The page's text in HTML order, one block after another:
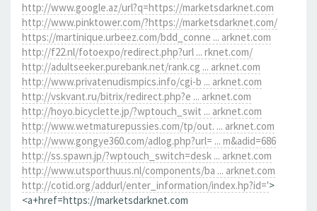
http://www.google.az/url?q=https://marketsdarknet.com
http://www.pinktower.com/?https://marketsdarknet.com/
https://martinique.urbeez.com/bdd_conne ... arknet.com
http://f22.nl/fotoexpo/redirect.php?url ... rknet.com/
http://adultseeker.purebank.net/rank.cg ... arknet.com
http://www.privatenudismpics.info/cgi-b ... arknet.com
http://vskvant.ru/bitrix/redirect.php?e ... arknet.com
http://hoyo.bicyclette.jp/?wptouch_swit ... arknet.com
http://www.wetmaturepussies.com/tp/out. ... arknet.com
http://www.gongye360.com/adlog.php?url= ... m&adid=686
http://ss.spawn.jp/?wptouch_switch=desk ... arknet.com
http://www.utsporthuus.nl/components/ba ... arknet.com
http://cotid.org/addurl/enter_information/index.hp?id='>
<a+href=https://marketsdarknet.com